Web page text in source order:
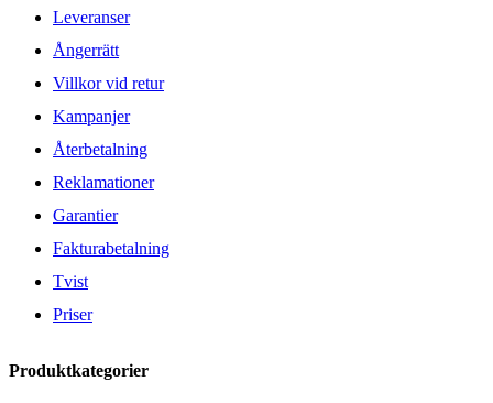
Leveranser
Ångerrätt
Villkor vid retur
Kampanjer
Återbetalning
Reklamationer
Garantier
Fakturabetalning
Tvist
Priser
Produktkategorier